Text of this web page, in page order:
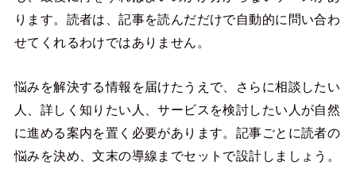
ります。読者は、記事を読んだだけで自動的に問い合わ
せてくれるわけではありません。
悩みを解決する情報を届けたうえで、さらに相談したい
人、詳しく知りたい人、サービスを検討したい人が自然
に進める案内を置く必要があります。記事ごとに読者の
悩みを決め、文末の導線までセットで設計しましょう。